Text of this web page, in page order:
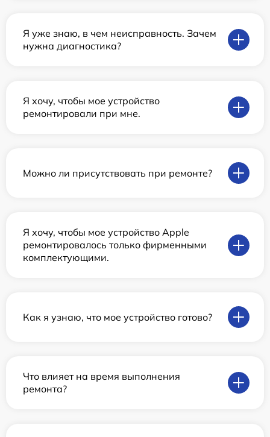
Я уже знаю, в чем неисправность. Зачем
нужна диагностика?
Я хочу, чтобы мое устройство
ремонтировали при мне.
Можно ли присутствовать при ремонте?
Я хочу, чтобы мое устройство Apple
ремонтировалось только фирменными
комплектующими.
Как я узнаю, что мое устройство готово?
Что влияет на время выполнения
ремонта?